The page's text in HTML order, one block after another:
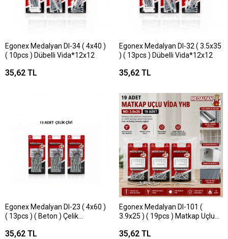
Egonex Medalyan Dl-34 ( 4x40 )
( 10pcs ) Dübelli Vida*12x12
35,62 TL
Egonex Medalyan Dl-32 ( 3.5x35
) ( 13pcs ) Dübelli Vida*12x12
35,62 TL
Egonex Medalyan Dl-23 ( 4x60 )
( 13pcs ) ( Beton ) Çelik
35,62 TL
Egonex Medalyan Dl-101 (
3.9x25 ) ( 19pcs ) Matkap Uçlu
35,62 TL